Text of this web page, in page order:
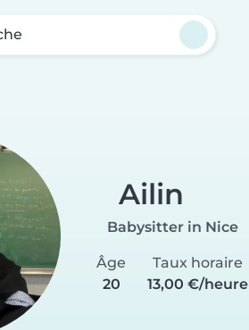
Ailin
Babysitter in Nice
Âge
20
Taux horaire
13,00 €/heure